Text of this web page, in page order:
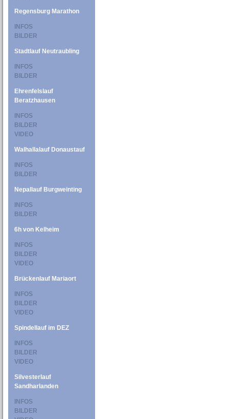
Regensburg Marathon
INFOS
BILDER
Stadtlauf Neutraubling
INFOS
BILDER
Ehrenfelslauf
Beratzhausen
INFOS
BILDER
VIDEO
Walhallalauf Donaustauf
INFOS
BILDER
Nepallauf Burgweinting
INFOS
BILDER
6h von Kelheim
INFOS
BILDER
VIDEO
Brückenlauf Mariaort
INFOS
BILDER
VIDEO
Spindellauf im DEZ
INFOS
BILDER
VIDEO
Silvesterlauf
Sandharlanden
INFOS
BILDER